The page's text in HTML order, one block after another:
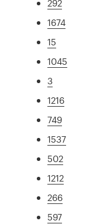
292
1674
15
1045
3
1216
749
1537
502
1212
266
597